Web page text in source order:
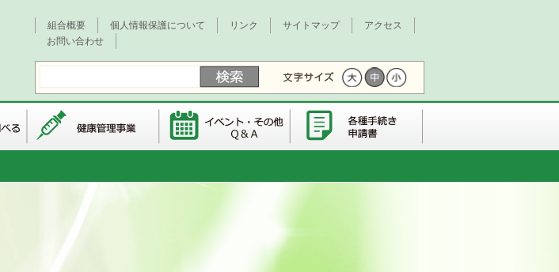
組合概要 個人情報保護について リンク サイトマップ
アクセス
お問い合わせ